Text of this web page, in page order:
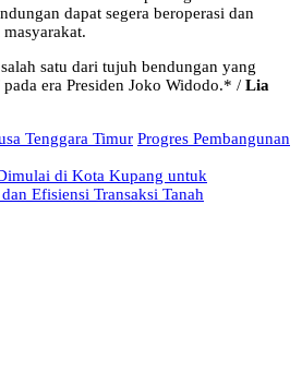
dapat segera beroperasi dan
satu dari tujuh bendungan yang
era Presiden Joko Widodo.* / Lia
Tenggara Timur Progres Pembangunan
di Kota Kupang untuk
Efisiensi Transaksi Tanah